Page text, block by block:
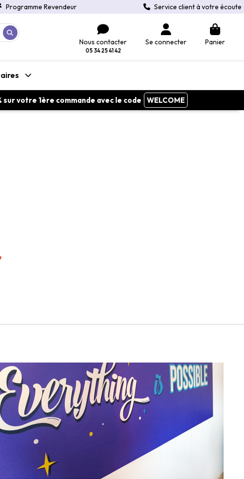
Programme Revendeur Service client à votre écoute
Nous contacter
05 34 25 41 42
Se connecter Panier
votre 1ère commande avec le code WELCOME